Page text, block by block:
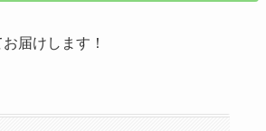
届けします！